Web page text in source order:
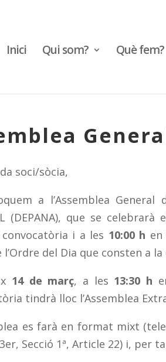
Inici Qui som? Què fem?
soci/sòcia,
a l’Assemblea General
(DEPANA), que se celebrarà
i a les 10:00 h
l’Ordre del Dia que consten a
14 de març, a les 13:30 h
tindrà lloc l’Assemblea
es farà en format mixt
Secció 1ª, Article 22) i, per